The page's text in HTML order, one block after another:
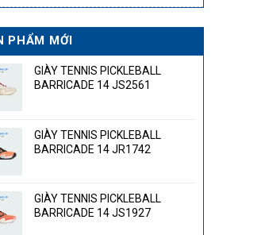
PHẨM MỚI
GIÀY TENNIS PICKLEBALL
BARRICADE 14 JS2561
GIÀY TENNIS PICKLEBALL
BARRICADE 14 JR1742
GIÀY TENNIS PICKLEBALL
BARRICADE 14 JS1927